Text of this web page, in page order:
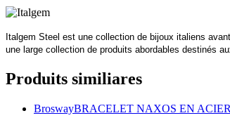
Italgem Steel est une collection de bijoux italiens
une large collection de produits abordables destinés
Produits similiares
BroswayBRACELET NAXOS EN ACIER